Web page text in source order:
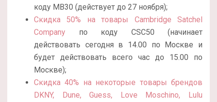
коду MB30 (действует до 27 ноября);
Скидка 50% на товары Cambridge Satchel
Company по коду CSC50 (начинает
действовать сегодня в 14.00 по Москве и
будет действовать всего час до 15.00 по
Москве);
Скидка 40% на некоторые товары брендов
DKNY, Dune, Guess, Love Moschino, Lulu